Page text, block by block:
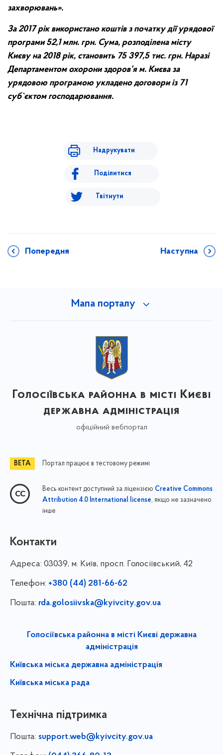
захворювань».
За 2017 рік використано коштів з початку дії урядової
програми 52,1 млн. грн. Сума, розподілена місту
Києву на 2018 рік, становить 75 397,5 тис. грн. Наразі
Департаментом охорони здоров’я м. Києва за
урядовою програмою укладено договори із 71
суб`єктом господарювання.
Надрукувати
Поділитися
Твітнути
Попередня Наступна
Мапа порталу
Голосіївська районна в місті Києві
державна адміністрація
офіційний вебпортал
Портал працює в тестовому режимі
Весь контент доступний за ліцензією Creative Commons
Attribution 4.0 International license, якщо не зазначено
інше
Контакти
Адреса: 03039, м. Київ, просп. Голосіївський, 42
Телефон: +380 (44) 281-66-62
Пошта: rda.golosiivska@kyivcity.gov.ua
Голосіївська районна в місті Києві державна
адміністрація
Київська міська державна адміністрація
Київська міська рада
Технічна підтримка
Пошта: support.web@kyivcity.gov.ua